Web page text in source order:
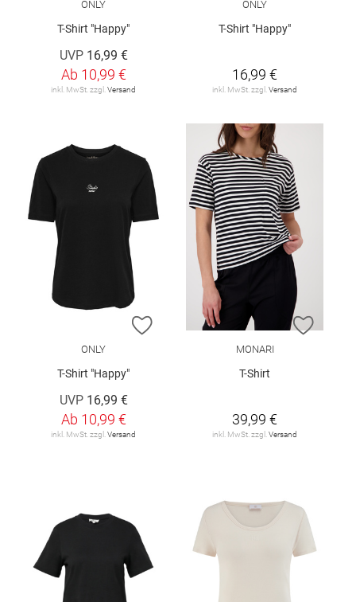
ONLY
T-Shirt "Happy"
UVP 16,99 €
Ab 10,99 €
inkl. MwSt. zzgl.Versand
ONLY
T-Shirt "Happy"
16,99 €
inkl. MwSt. zzgl.Versand
ZUR WUNSCHLISTE HINZUFÜGEN
ONLY
T-Shirt "Happy"
UVP 16,99 €
Ab 10,99 €
inkl. MwSt. zzgl.Versand
ZUR
MONARI
T-Shirt
39,99 €
inkl. MwSt. zzgl.Versand